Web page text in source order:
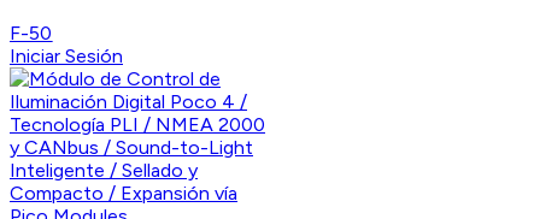
F-50
Iniciar Sesión